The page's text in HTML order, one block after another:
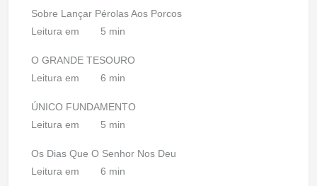
Sobre Lançar Pérolas Aos Porcos
Leitura em
5 min
O GRANDE TESOURO
Leitura em
6 min
ÚNICO FUNDAMENTO
Leitura em
5 min
Os Dias Que O Senhor Nos Deu
Leitura em
6 min